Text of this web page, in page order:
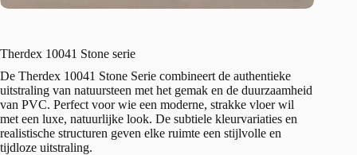
Therdex 10041 Stone serie
De Therdex 10041 Stone Serie combineert de authentieke
uitstraling van natuursteen met het gemak en de duurzaamheid
van PVC. Perfect voor wie een moderne, strakke vloer wil
met een luxe, natuurlijke look. De subtiele kleurvariaties en
realistische structuren geven elke ruimte een stijlvolle en
tijdloze uitstraling.